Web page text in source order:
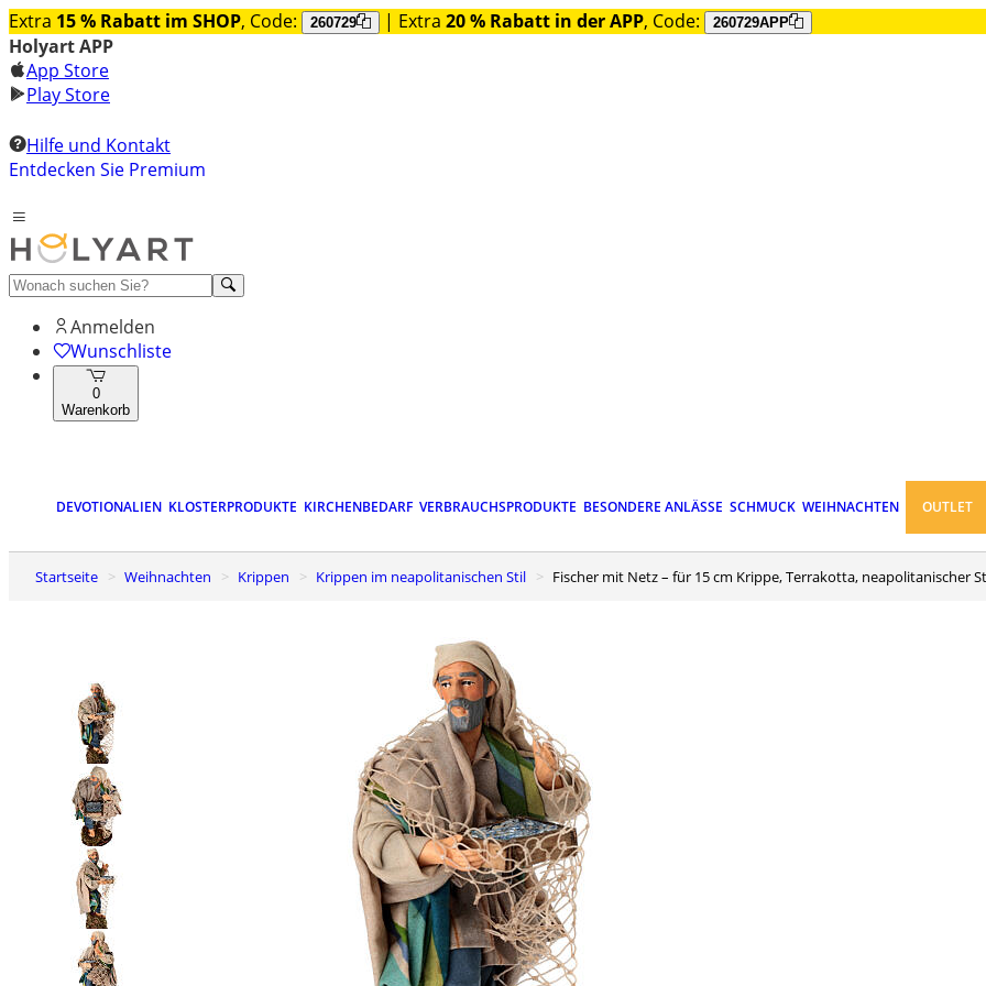
Extra 15 % Rabatt im SHOP, Code: 260729 | Extra 20 % Rabatt in der APP, Code: 260729APP
Holyart APP
App Store
Play Store
Hilfe und Kontakt
Entdecken Sie Premium
Anmelden
Wunschliste
0
Warenkorb
DEVOTIONALIEN KLOSTERPRODUKTE KIRCHENBEDARF VERBRAUCHSPRODUKTE BESONDERE ANLÄSSE SCHMUCK WEIHNACHTEN OUTLET
Startseite Weihnachten Krippen Krippen im neapolitanischen Stil Fischer mit Netz – für 15 cm Krippe, Terrakotta, neapolitanischer